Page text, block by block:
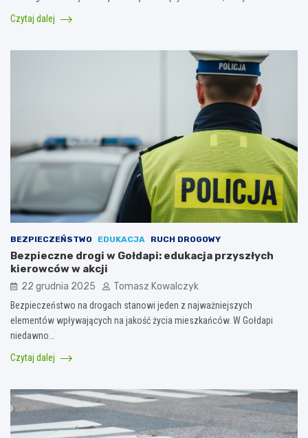
Czytaj dalej
BEZPIECZEŃSTWO EDUKACJA RUCH DROGOWY
Bezpieczne drogi w Gołdapi: edukacja przyszłych
kierowców w akcji
22 grudnia 2025 Tomasz Kowalczyk
Bezpieczeństwo na drogach stanowi jeden z najważniejszych
elementów wpływających na jakość życia mieszkańców. W Gołdapi
niedawno…
Czytaj dalej